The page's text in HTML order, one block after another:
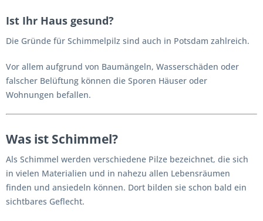
Ist Ihr Haus gesund?
Die Gründe für Schimmelpilz sind auch in Potsdam zahlreich.
Vor allem aufgrund von Baumängeln, Wasserschäden oder
falscher Belüftung können die Sporen Häuser oder
Wohnungen befallen.
Was ist Schimmel?
Als Schimmel werden verschiedene Pilze bezeichnet, die sich
in vielen Materialien und in nahezu allen Lebensräumen
finden und ansiedeln können. Dort bilden sie schon bald ein
sichtbares Geflecht.